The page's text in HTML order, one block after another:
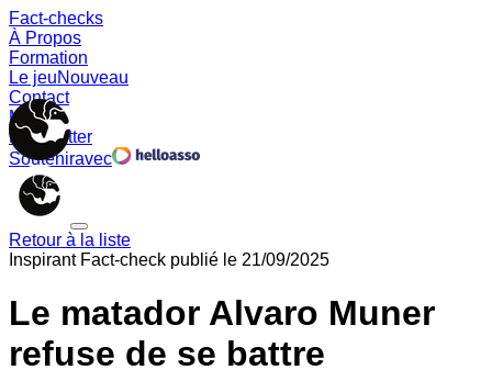
Fact-checks
À Propos
Formation
Le jeuNouveau
Contact
Memes
Newsletter
Souteniravec
Retour à la liste
InspirantFact-check publié le 21/09/2025
Le matador Alvaro Muner
refuse de se battre